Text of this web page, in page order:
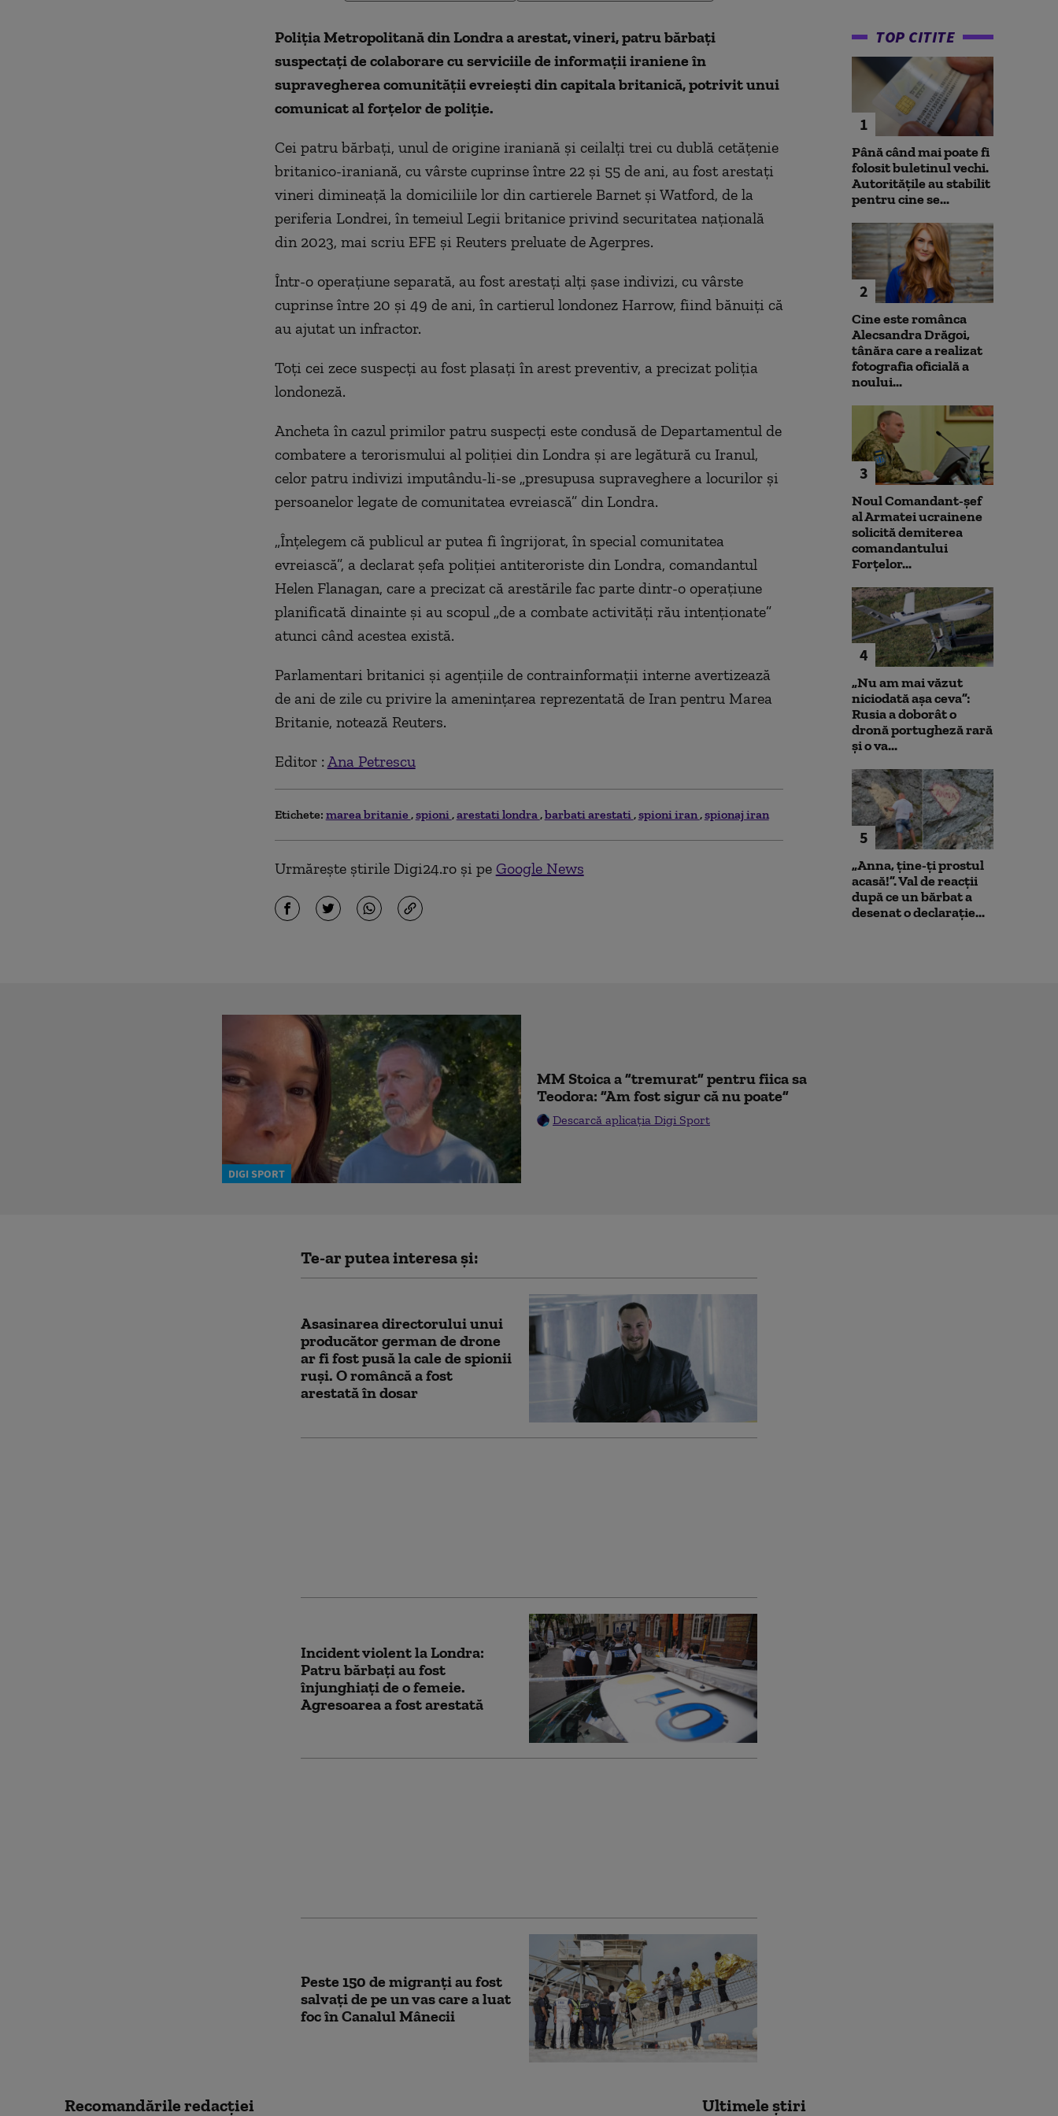
Poliţia Metropolitană din Londra a arestat, vineri, patru bărbaţi
suspectaţi de colaborare cu serviciile de informaţii iraniene în
supravegherea comunităţii evreieşti din capitala britanică, potrivit unui
comunicat al forţelor de poliţie.
Cei patru bărbaţi, unul de origine iraniană şi ceilalţi trei cu dublă cetăţenie
britanico-iraniană, cu vârste cuprinse între 22 şi 55 de ani, au fost arestaţi
vineri dimineaţă la domiciliile lor din cartierele Barnet şi Watford, de la
periferia Londrei, în temeiul Legii britanice privind securitatea naţională
din 2023, mai scriu EFE și Reuters preluate de Agerpres.
Într-o operaţiune separată, au fost arestaţi alţi şase indivizi, cu vârste
cuprinse între 20 şi 49 de ani, în cartierul londonez Harrow, fiind bănuiţi că
au ajutat un infractor.
Toţi cei zece suspecţi au fost plasaţi în arest preventiv, a precizat poliţia
londoneză.
Ancheta în cazul primilor patru suspecţi este condusă de Departamentul de
combatere a terorismului al poliţiei din Londra şi are legătură cu Iranul,
celor patru indivizi imputându-li-se „presupusa supraveghere a locurilor şi
persoanelor legate de comunitatea evreiască” din Londra.
„Înţelegem că publicul ar putea fi îngrijorat, în special comunitatea
evreiască”, a declarat şefa poliţiei antiteroriste din Londra, comandantul
Helen Flanagan, care a precizat că arestările fac parte dintr-o operaţiune
planificată dinainte şi au scopul „de a combate activităţi rău intenţionate”
atunci când acestea există.
Parlamentari britanici şi agenţiile de contrainformaţii interne avertizează
de ani de zile cu privire la ameninţarea reprezentată de Iran pentru Marea
Britanie, notează Reuters.
Editor : Ana Petrescu
Etichete: marea britanie spioni arestati londra barbati arestati spioni iran spionaj iran
Urmărește știrile Digi24.ro și pe Google News
TOP CITITE
1
Până când mai poate fi
folosit buletinul vechi.
Autoritățile au stabilit
pentru cine se...
2
Cine este românca
Alecsandra Drăgoi,
tânăra care a realizat
fotografia oficială a
noului...
3
Noul Comandant-șef
al Armatei ucrainene
solicită demiterea
comandantului
Forțelor...
4
„Nu am mai văzut
niciodată așa ceva”:
Rusia a doborât o
dronă portugheză rară
și o va...
5
„Anna, ţine-ţi prostul
acasă!”. Val de reacții
după ce un bărbat a
desenat o declarație...
DIGI SPORT
MM Stoica a ”tremurat” pentru fiica sa
Teodora: ”Am fost sigur că nu poate”
Descarcă aplicația Digi Sport
Te-ar putea interesa și:
Asasinarea directorului unui
producător german de drone
ar fi fost pusă la cale de spionii
ruși. O româncă a fost
arestată în dosar
Incident violent la Londra:
Patru bărbaţi au fost
înjunghiaţi de o femeie.
Agresoarea a fost arestată
Peste 150 de migranţi au fost
salvați de pe un vas care a luat
foc în Canalul Mânecii
Recomandările redacţiei Ultimele știri